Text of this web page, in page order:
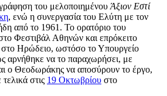
του μελοποιημένου Άξιον Εστί
, ενώ η συνεργασία του Ελύτη με τον
από το 1961. Το ορατόριο του
Φεστιβάλ Αθηνών και επρόκειτο
στο Ηρώδειο, ωστόσο το Υπουργείο
αρνήθηκε να το παραχωρήσει, με
ο Θεοδωράκης να αποσύρουν το έργο,
στις 19 Οκτωβρίου στο